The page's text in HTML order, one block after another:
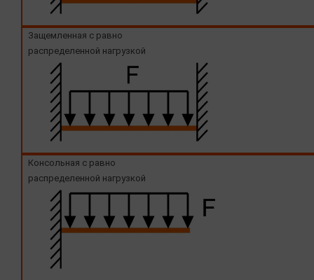
Защемленная с равно
распределенной нагрузкой
Консольная с равно
распределенной нагрузкой